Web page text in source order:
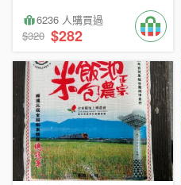
6236 人購買過
$320 $282